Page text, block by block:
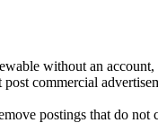
without an
post commercial
postings that do